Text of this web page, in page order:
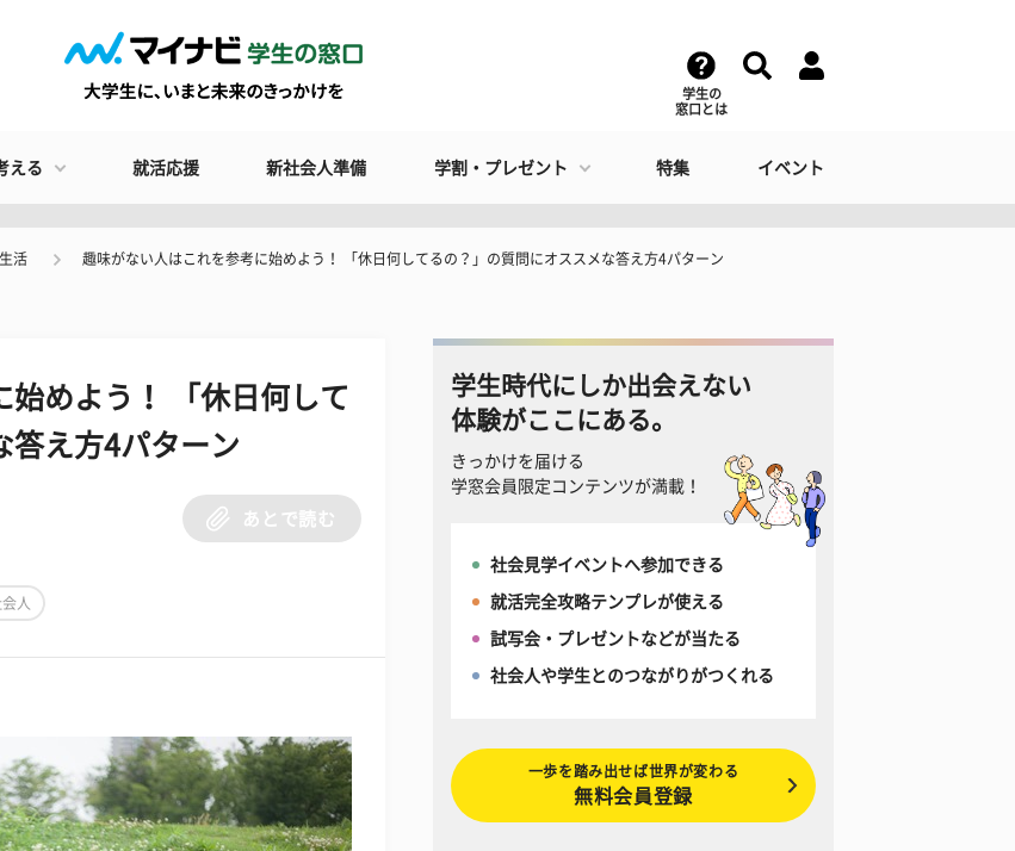
学生の
窓口とは
える 就活応援 新社会人準備 学割・プレゼント 特集 イベント
活 趣味がない人はこれを参考に始めよう！ 「休日何してるの？」の質問にオススメな答え方4パターン
めよう！ 「休日何して
答え方4パターン
あとで読む
人
学生時代にしか出会えない
体験がここにある。
きっかけを届ける
学窓会員限定コンテンツが満載！
社会見学イベントへ参加できる
就活完全攻略テンプレが使える
試写会・プレゼントなどが当たる
社会人や学生とのつながりがつくれる
一歩を踏み出せば世界が変わる
無料会員登録